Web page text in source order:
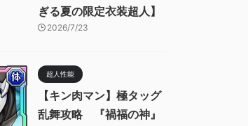
ぎる夏の限定衣装超人】
2026/7/23
超人性能
【キン肉マン】極タッグ
乱舞攻略 『禍福の神』